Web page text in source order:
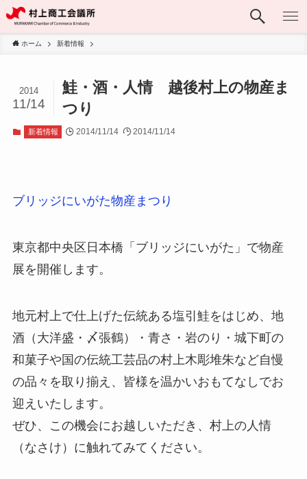
ホーム 新着情報
鮭・酒・人情 越後村上の物産ま
つり
2014
11/14
新着情報 2014/11/14 2014/11/14
ブリッジにいがた物産まつり
東京都中央区日本橋「ブリッジにいがた」で物産
展を開催します。
地元村上で仕上げた伝統ある塩引鮭をはじめ、地
酒（大洋盛・〆張鶴）・青さ・岩のり・城下町の
和菓子や国の伝統工芸品の村上木彫堆朱など自慢
の品々を取り揃え、皆様を温かいおもてなしでお
迎えいたします。
ぜひ、この機会にお越しいただき、村上の人情
（なさけ）に触れてみてください。